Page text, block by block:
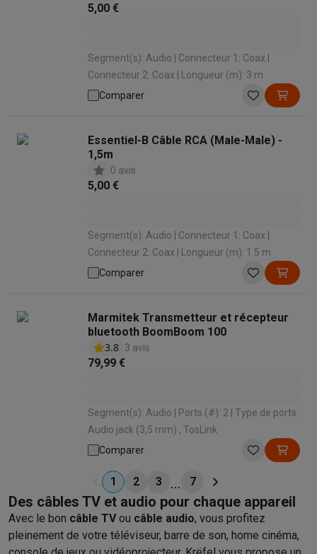
5,00 €
Segment(s): Audio | Connecteur 1: Coax |
Connecteur 2: Coax | Longueur (m): 3 m
Comparer
Essentiel-B Câble RCA (Male-Male) -
1,5m
0 avis
5,00 €
Segment(s): Audio | Connecteur 1: Coax |
Connecteur 2: Coax | Longueur (m): 1.5 m
Comparer
Marmitek Transmetteur et récepteur
bluetooth BoomBoom 100
3.8 3 avis
79,99 €
Segment(s): Audio | Ports (#): 2 | Type de ports:
Audio jack (3,5 mm) , TosLink
Comparer
1 2 3 7
Des câbles TV et audio pour chaque appareil
Avec le bon câble TVou câble audio, vous profitez
pleinement de votre téléviseur, barre de son, home cinéma,